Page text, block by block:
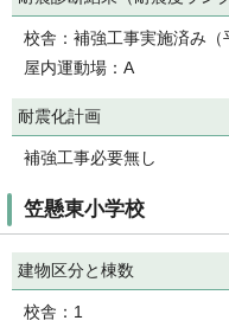
校舎：補強工事実施済み（
屋内運動場：A
耐震化計画
補強工事必要無し
笠懸東小学校
建物区分と棟数
校舎：1